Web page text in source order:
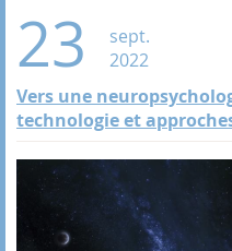
23
sept.
2022
Vers une
technologie et